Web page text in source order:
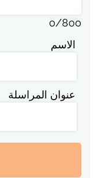
0/800
الاسم
عنوان المراسلة